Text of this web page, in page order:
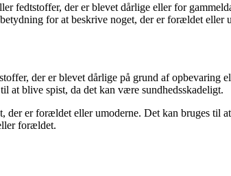
fedtstoffer, der er blevet dårlige eller for
for at beskrive noget, der er forældet eller
der er blevet dårlige på grund af
at blive spist, da det kan være sundhedsskadeligt.
der er forældet eller umoderne. Det kan bruges
forældet.